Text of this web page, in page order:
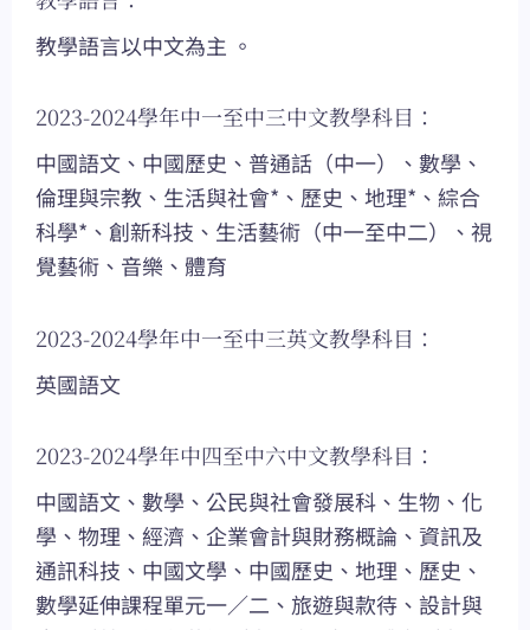
教學語言以中文為主 。
2023-2024學年中一至中三中文教學科目：
中國語文、中國歷史、普通話（中一）、數學、
倫理與宗教、生活與社會*、歷史、地理*、綜合
科學*、創新科技、生活藝術（中一至中二）、視
覺藝術、音樂、體育
2023-2024學年中一至中三英文教學科目：
英國語文
2023-2024學年中四至中六中文教學科目：
中國語文、數學、公民與社會發展科、生物、化
學、物理、經濟、企業會計與財務概論、資訊及
通訊科技、中國文學、中國歷史、地理、歷史、
數學延伸課程單元一／二、旅遊與款待、設計與